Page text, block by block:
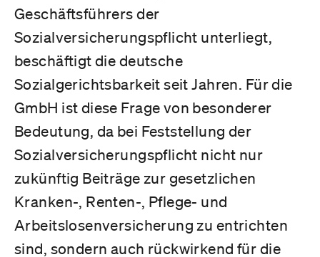
Geschäftsführers der
Sozialversicherungspflicht unterliegt,
beschäftigt die deutsche
Sozialgerichtsbarkeit seit Jahren. Für die
GmbH ist diese Frage von besonderer
Bedeutung, da bei Feststellung der
Sozialversicherungspflicht nicht nur
zukünftig Beiträge zur gesetzlichen
Kranken-, Renten-, Pflege- und
Arbeitslosenversicherung zu entrichten
sind, sondern auch rückwirkend für die